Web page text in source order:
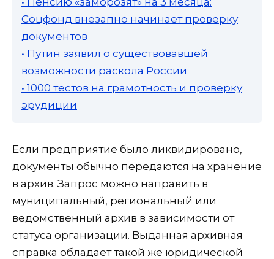
Соцфонд внезапно начинает проверку
документов
• Путин заявил о существовавшей
возможности раскола России
• 1000 тестов на грамотность и проверку
эрудиции
Если предприятие было ликвидировано,
документы обычно передаются на хранение
в архив. Запрос можно направить в
муниципальный, региональный или
ведомственный архив в зависимости от
статуса организации. Выданная архивная
справка обладает такой же юридической